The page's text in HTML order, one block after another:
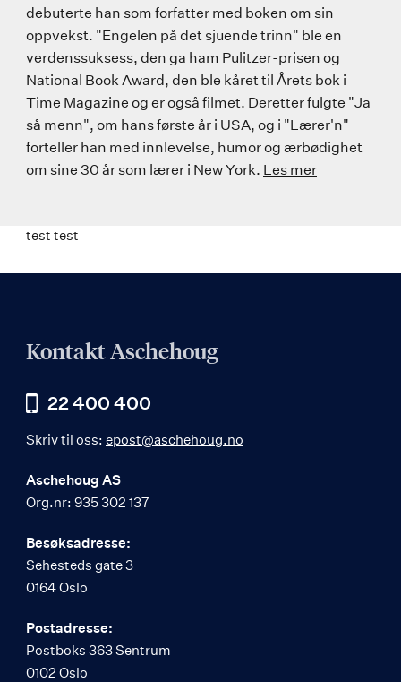
debuterte han som forfatter med boken om sin
oppvekst. "Engelen på det sjuende trinn" ble en
verdenssuksess, den ga ham Pulitzer-prisen og
National Book Award, den ble kåret til Årets bok i
Time Magazine og er også filmet. Deretter fulgte "Ja
så menn", om hans første år i USA, og i "Lærer'n"
forteller han med innlevelse, humor og ærbødighet
om sine 30 år som lærer i New York. Les mer
test test
Kontakt Aschehoug
22 400 400
Skriv til oss: epost@aschehoug.no
Aschehoug AS
Org.nr: 935 302 137
Besøksadresse:
Sehesteds gate 3
0164 Oslo
Postadresse:
Postboks 363 Sentrum
0102 Oslo